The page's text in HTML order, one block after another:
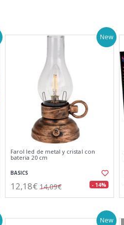
New
Farol led de metal y cristal con
bateria 20 cm
BASICS
12,18€ 14,09€ - 14%
New